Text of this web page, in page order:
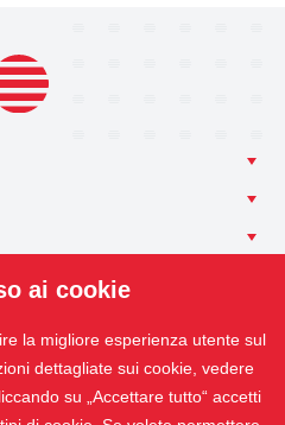
ai cookie
la migliore esperienza utente sul
dettagliate sui cookie, vedere
su „Accettare tutto“ accetti